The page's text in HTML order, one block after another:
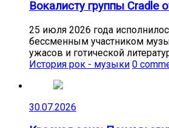
Вокалисту группы
25 июля 2026 года
бессменным участником
ужасов и готической
История рок - музыки 0
30.07.2026